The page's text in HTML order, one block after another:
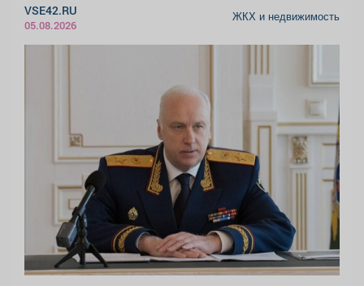
VSE42.RU
05.08.2026
ЖКХ и недвижимость